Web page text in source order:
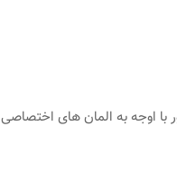
با اوجه به المان های اختصاصی